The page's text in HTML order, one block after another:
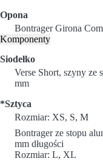
Opona
Bontrager Girona
Komponenty
Siodełko
Verse Short, szyny ze
mm
*Sztyca
Rozmiar: XS, S, M
Bontrager ze stopu
mm długości
Rozmiar: L, XL